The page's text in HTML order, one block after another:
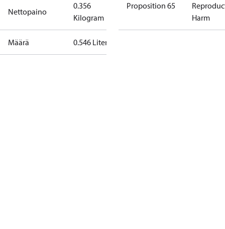
Nettopaino
0.356
Kilogram
Määrä 0.546 Liter
Proposition 65
Harm